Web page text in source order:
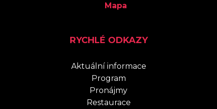
Mapa
RYCHLÉ ODKAZY
Aktuální informace
Program
Pronájmy
Restaurace